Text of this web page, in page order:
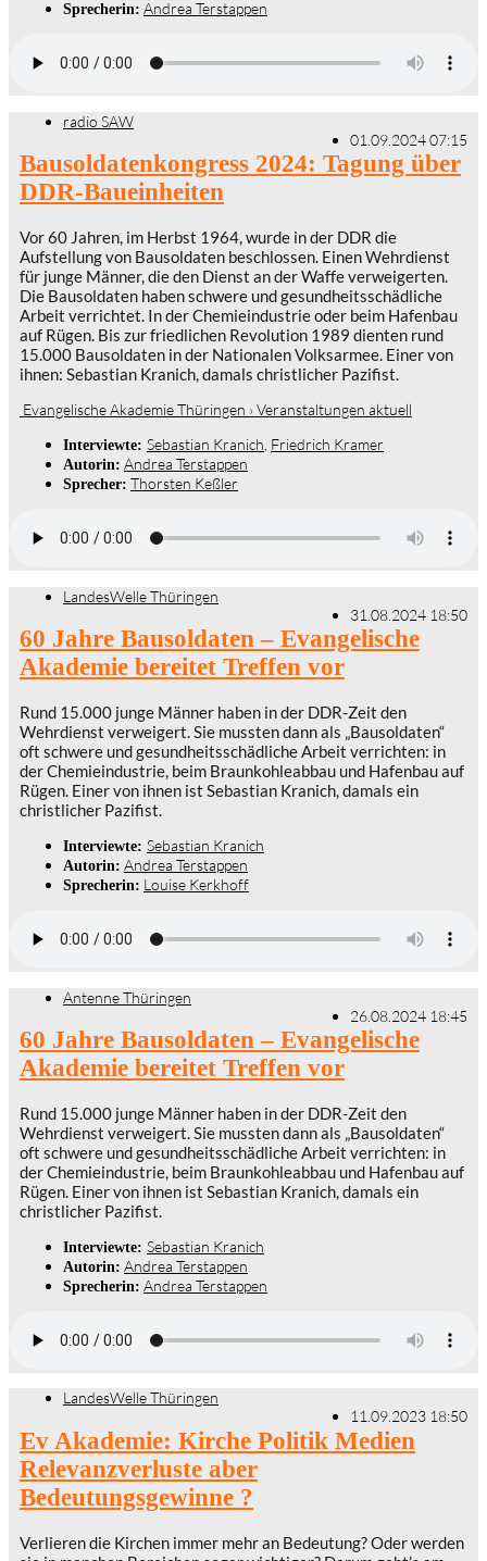
Sprecherin: Andrea Terstappen
radio SAW
01.09.2024 07:15
Bausoldatenkongress 2024: Tagung über
DDR-Baueinheiten
Vor 60 Jahren, im Herbst 1964, wurde in der DDR die
Aufstellung von Bausoldaten beschlossen. Einen Wehrdienst
für junge Männer, die den Dienst an der Waffe verweigerten.
Die Bausoldaten haben schwere und gesundheitsschädliche
Arbeit verrichtet. In der Chemieindustrie oder beim Hafenbau
auf Rügen. Bis zur friedlichen Revolution 1989 dienten rund
15.000 Bausoldaten in der Nationalen Volksarmee. Einer von
ihnen: Sebastian Kranich, damals christlicher Pazifist.
Evangelische Akademie Thüringen › Veranstaltungen aktuell
Interviewte: Sebastian Kranich Friedrich Kramer
Autorin: Andrea Terstappen
Sprecher: Thorsten Keßler
LandesWelle Thüringen
31.08.2024 18:50
60 Jahre Bausoldaten – Evangelische
Akademie bereitet Treffen vor
Rund 15.000 junge Männer haben in der DDR-Zeit den
Wehrdienst verweigert. Sie mussten dann als „Bausoldaten“
oft schwere und gesundheitsschädliche Arbeit verrichten: in
der Chemieindustrie, beim Braunkohleabbau und Hafenbau auf
Rügen. Einer von ihnen ist Sebastian Kranich, damals ein
christlicher Pazifist.
Interviewte: Sebastian Kranich
Autorin: Andrea Terstappen
Sprecherin: Louise Kerkhoff
Antenne Thüringen
26.08.2024 18:45
60 Jahre Bausoldaten – Evangelische
Akademie bereitet Treffen vor
Rund 15.000 junge Männer haben in der DDR-Zeit den
Wehrdienst verweigert. Sie mussten dann als „Bausoldaten“
oft schwere und gesundheitsschädliche Arbeit verrichten: in
der Chemieindustrie, beim Braunkohleabbau und Hafenbau auf
Rügen. Einer von ihnen ist Sebastian Kranich, damals ein
christlicher Pazifist.
Interviewte: Sebastian Kranich
Autorin: Andrea Terstappen
Sprecherin: Andrea Terstappen
LandesWelle Thüringen
11.09.2023 18:50
Ev Akademie: Kirche Politik Medien
Relevanzverluste aber
Bedeutungsgewinne ?
Verlieren die Kirchen immer mehr an Bedeutung? Oder werden